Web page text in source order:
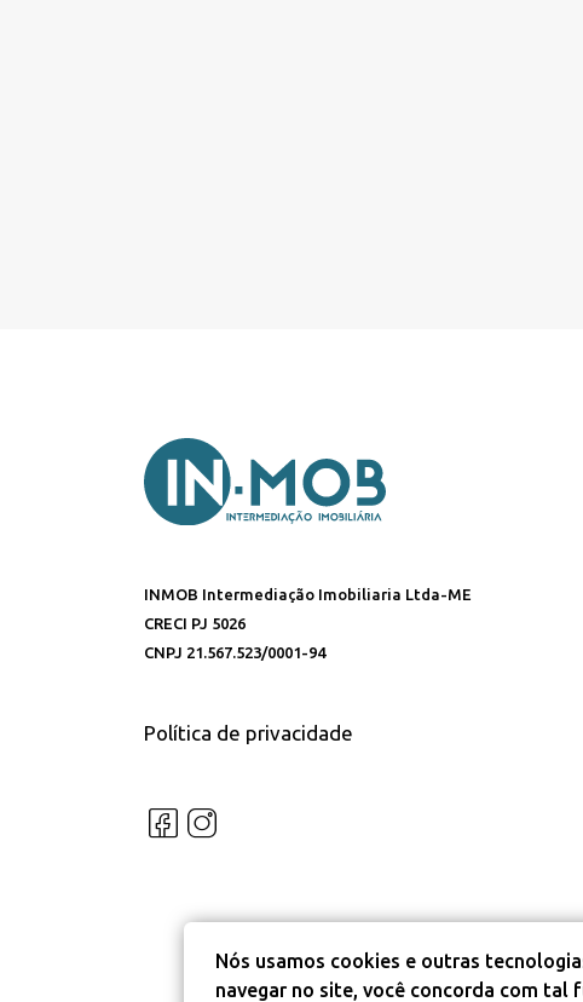
INMOB Intermediação Imobiliaria Ltda-ME
CRECI PJ 5026
CNPJ 21.567.523/0001-94
Política de privacidade
Nós usamos cookies e outras
navegar no site, você concorda com tal